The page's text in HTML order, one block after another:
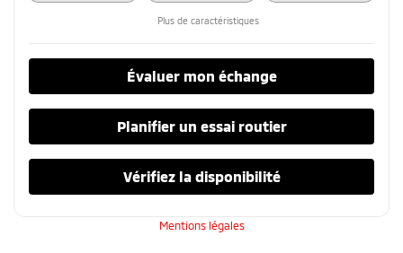
Plus de caractéristiques
Évaluer mon échange
Planifier un essai routier
Vérifiez la disponibilité
Mentions légales